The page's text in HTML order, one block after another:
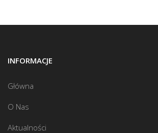
INFORMACJE
Główna
O Nas
Aktualności